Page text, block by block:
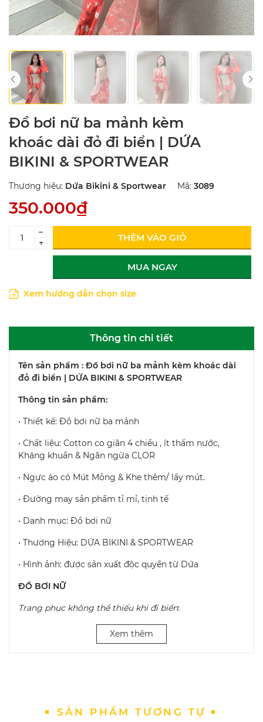
Đồ bơi nữ ba mảnh kèm
khoác dài đỏ đi biển | DỨA
BIKINI & SPORTWEAR
Thương hiệu: Dứa Bikini & Sportwear Mã: 3089
350.000₫
–
+
THÊM VÀO GIỎ
MUA NGAY
Xem hướng dẫn chọn size
Thông tin chi tiết
Tên sản phẩm : Đồ bơi nữ ba mảnh kèm khoác dài
đỏ đi biển | DỨA BIKINI & SPORTWEAR
Thông tin sản phẩm:
• Thiết kế: Đồ bơi nữ ba mảnh
• Chất liệu: Cotton co giãn 4 chiều , ít thấm nước,
Kháng khuẩn & Ngăn ngừa CLOR
• Ngực áo có Mút Mỏng & Khe thêm/ lấy mút.
• Đường may sản phẩm tỉ mỉ, tinh tế
• Danh mục: Đồ bơi nữ
• Thương Hiệu: DỨA BIKINI & SPORTWEAR
• Hình ảnh: được sản xuất độc quyền từ Dứa
ĐỒ BƠI NỮ
Trang phục không thể thiếu khi đi biển:
• Đối với các bạn gái, những bộ áo tắm, bikini sẽ là sự
lựa chọn hoàn hảo cho những chuyến đi biển.
mái và năng động hơn trong quá trình vui chơi.
Xem thêm
SẢN PHẨM TƯƠNG TỰ